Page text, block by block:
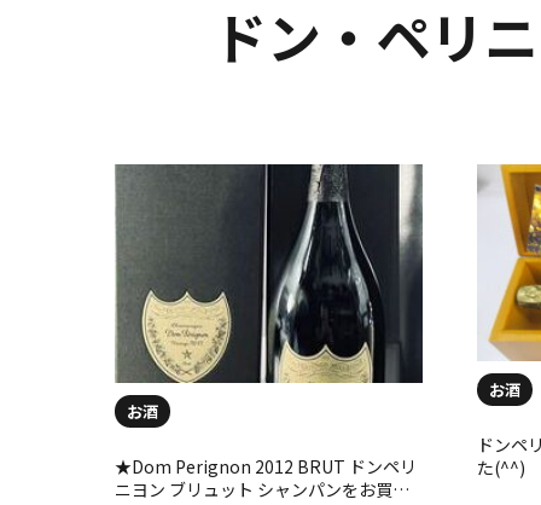
ドン・ペリ
お酒
★Dom Perignon 2012 BRUT ドンペリ
ニヨン ブリュット シャンパンをお買取
お酒
ドンペ
た(^^)